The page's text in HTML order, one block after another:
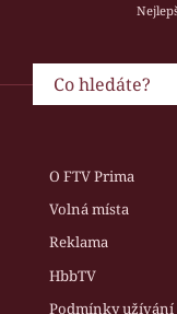
O FTV Prima
Volná místa
Reklama
HbbTV
Podmínky užívání